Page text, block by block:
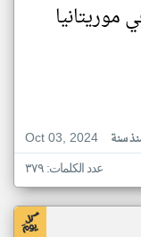
موريتانيا
Oct 03, 2024
سنة
عدد الكلمات: ٣٧٩